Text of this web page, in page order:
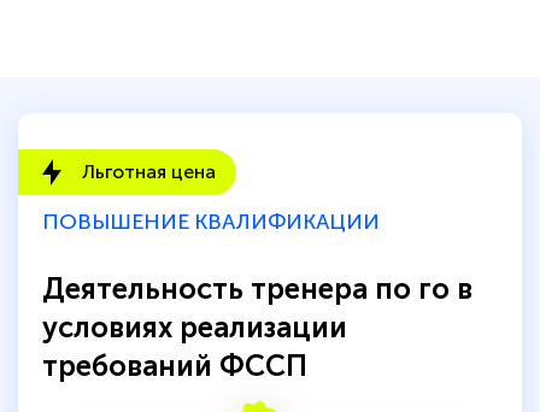
Льготная цена
ПОВЫШЕНИЕ КВАЛИФИКАЦИИ
Деятельность тренера по го в
условиях реализации
требований ФССП